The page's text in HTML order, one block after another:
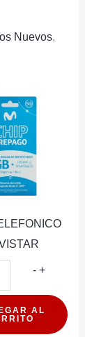
Nuevos,
- CHIP
cantidad
+
AL